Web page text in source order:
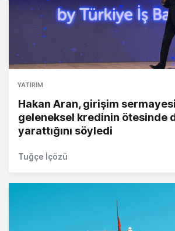
YATIRIM
Hakan Aran, girişim sermayesi
geleneksel kredinin ötesinde
yarattığını söyledi
Tuğçe İçözü